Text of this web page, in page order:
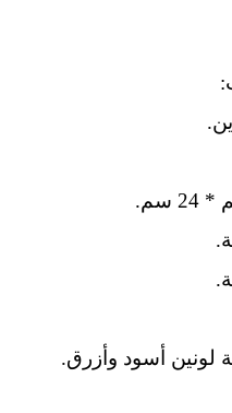
لونين أسود وأزرق.